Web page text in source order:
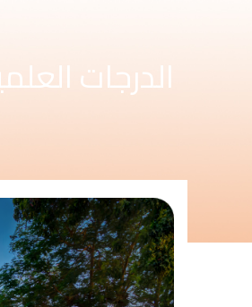
الدرجات